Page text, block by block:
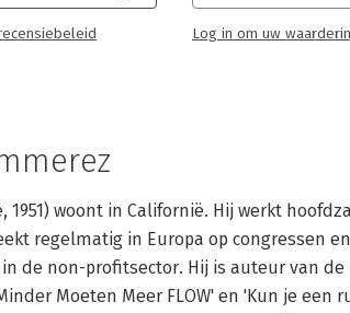
Log in om uw
1951) woont in Californië. Hij werkt
regelmatig in Europa op congressen
de non-profitsector. Hij is auteur van de
Moeten Meer FLOW' en 'Kun je een